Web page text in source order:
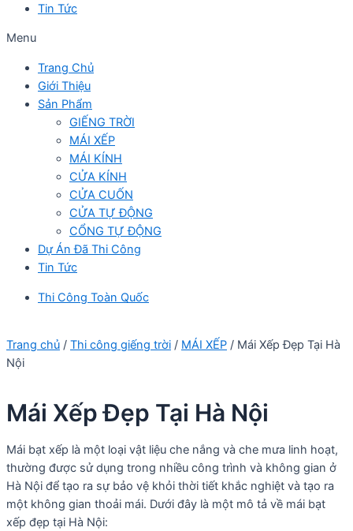
Tin Tức
Menu
Trang Chủ
Giới Thiệu
Sản Phẩm
GIẾNG TRỜI
MÁI XẾP
MÁI KÍNH
CỬA KÍNH
CỬA CUỐN
CỬA TỰ ĐỘNG
CỔNG TỰ ĐỘNG
Dự Án Đã Thi Công
Tin Tức
Thi Công Toàn Quốc
Trang chủ / Thi công giếng trời / MÁI XẾP / Mái Xếp Đẹp Tại Hà
Nội
Mái Xếp Đẹp Tại Hà Nội
Mái bạt xếp là một loại vật liệu che nắng và che mưa linh hoạt,
thường được sử dụng trong nhiều công trình và không gian ở
Hà Nội để tạo ra sự bảo vệ khỏi thời tiết khắc nghiệt và tạo ra
một không gian thoải mái. Dưới đây là một mô tả về mái bạt
xếp đẹp tại Hà Nội: